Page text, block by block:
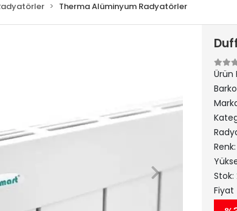
Therma Alüminyum Radyatörler
Ürün
Renk:
Stok:
Fiyat